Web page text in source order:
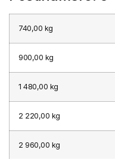
740,00 kg
900,00 kg
1 480,00 kg
2 220,00 kg
2 960,00 kg